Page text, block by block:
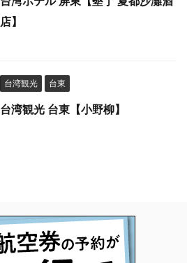
店】
台湾観光 台東
台湾観光 台東【小野柳】